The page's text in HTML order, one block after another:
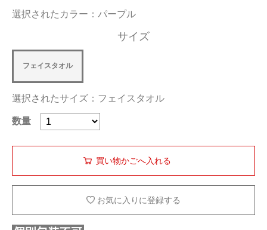
お問い合わせ
選択されたカラー：パープル
サイズ
フェイスタオル
選択されたサイズ：フェイスタオル
数量
お気に入りに登録する